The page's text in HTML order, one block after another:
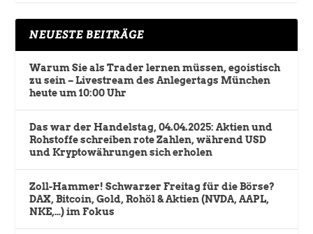
NEUESTE BEITRÄGE
Warum Sie als Trader lernen müssen, egoistisch
zu sein – Livestream des Anlegertags München
heute um 10:00 Uhr
Das war der Handelstag, 04.04.2025: Aktien und
Rohstoffe schreiben rote Zahlen, während USD
und Kryptowährungen sich erholen
Zoll-Hammer! Schwarzer Freitag für die Börse?
DAX, Bitcoin, Gold, Rohöl & Aktien (NVDA, AAPL,
NKE,…) im Fokus